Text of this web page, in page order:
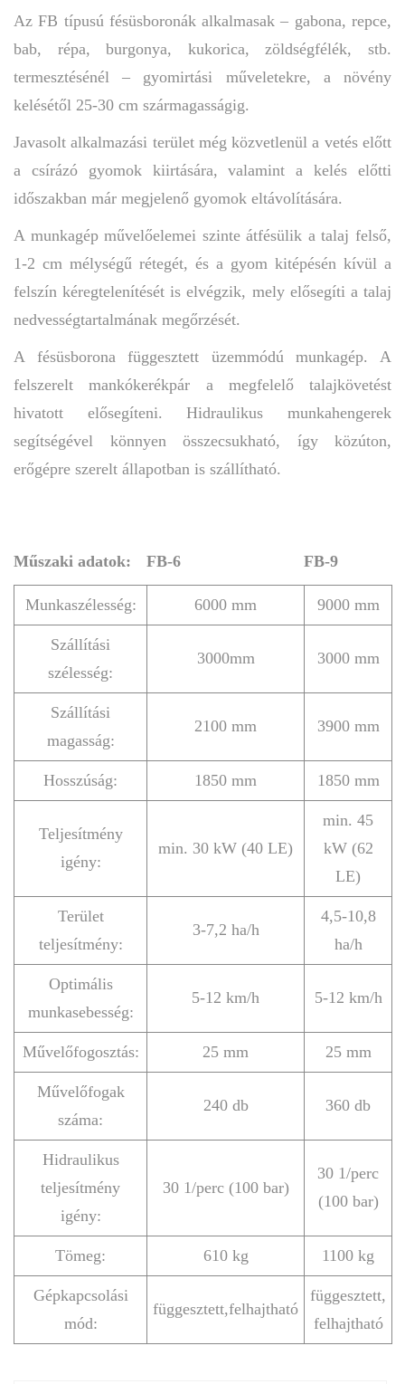
Az FB típusú fésüsboronák alkalmasak – gabona, repce,
bab, répa, burgonya, kukorica, zöldségfélék, stb.
termesztésénél – gyomirtási műveletekre, a növény
kelésétől 25-30 cm szármagasságig.
Javasolt alkalmazási terület még közvetlenül a vetés előtt
a csírázó gyomok kiirtására, valamint a kelés előtti
időszakban már megjelenő gyomok eltávolítására.
A munkagép művelőelemei szinte átfésülik a talaj felső,
1-2 cm mélységű rétegét, és a gyom kitépésén kívül a
felszín kéregtelenítését is elvégzik, mely elősegíti a talaj
nedvességtartalmának megőrzését.
A fésüsborona függesztett üzemmódú munkagép. A
felszerelt mankókerékpár a megfelelő talajkövetést
hivatott elősegíteni. Hidraulikus munkahengerek
segítségével könnyen összecsukható, így közúton,
erőgépre szerelt állapotban is szállítható.
Műszaki adatok: FB-6 FB-9
Munkaszélesség: 6000 mm 9000 mm
Szállítási
szélesség:
3000mm 3000 mm
Szállítási
magasság:
2100 mm 3900 mm
Hosszúság: 1850 mm 1850 mm
Teljesítmény
igény:
min. 30 kW (40 LE)
min. 45
kW (62
LE)
Terület
teljesítmény:
3-7,2 ha/h
4,5-10,8
ha/h
Optimális
munkasebesség:
5-12 km/h 5-12 km/h
Művelőfogosztás: 25 mm 25 mm
Művelőfogak
száma:
240 db 360 db
Hidraulikus
teljesítmény
igény:
30 1/perc (100 bar)
30 1/perc
(100 bar)
Tömeg: 610 kg 1100 kg
Gépkapcsolási
mód:
függesztett,felhajtható
függesztett,
felhajtható